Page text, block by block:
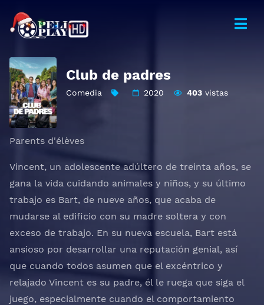
Club de padres
Comedia 2020 403vistas
Parents d'élèves
Vincent, un adolescente adúltero de treinta años, se
gana la vida cuidando animales y niños, y su último
trabajo es Bart, de nueve años, que acaba de
mudarse al edificio con su madre soltera y con
exceso de trabajo. En su nueva escuela, Bart está
ansioso por desarrollar una reputación genial, así
que cuando todos asumen que el excéntrico y
relajado Vincent es su padre, él le ruega que siga el
juego, especialmente cuando el comportamiento